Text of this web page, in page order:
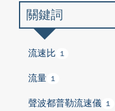
關鍵詞
流速比 1
流量 1
聲波都普勒流速儀 1